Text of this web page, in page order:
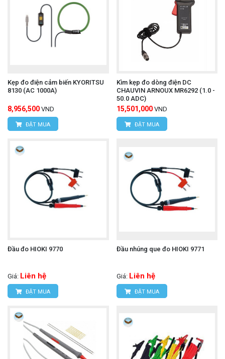
Kẹp đo điện cảm biến KYORITSU
8130 (AC 1000A)
8,956,500 VND
ĐẶT MUA
Kìm kẹp đo dòng điện DC
CHAUVIN ARNOUX MR6292 (1.0 -
50.0 ADC)
15,501,000 VND
ĐẶT MUA
Đầu đo HIOKI 9770
Giá: Liên hệ
ĐẶT MUA
Đầu nhúng que đo HIOKI 9771
Giá: Liên hệ
ĐẶT MUA